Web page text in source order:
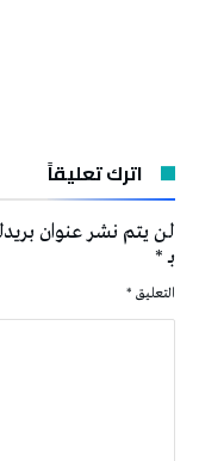
اترك تعليقاً
لن يتم نشر عنوان
بـ*
التعليق *